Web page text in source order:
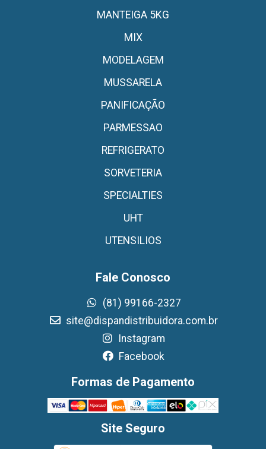
MANTEIGA 5KG
MIX
MODELAGEM
MUSSARELA
PANIFICAÇÃO
PARMESSAO
REFRIGERATO
SORVETERIA
SPECIALTIES
UHT
UTENSILIOS
Fale Conosco
(81) 99166-2327
site@dispandistribuidora.com.br
Instagram
Facebook
Formas de Pagamento
Site Seguro